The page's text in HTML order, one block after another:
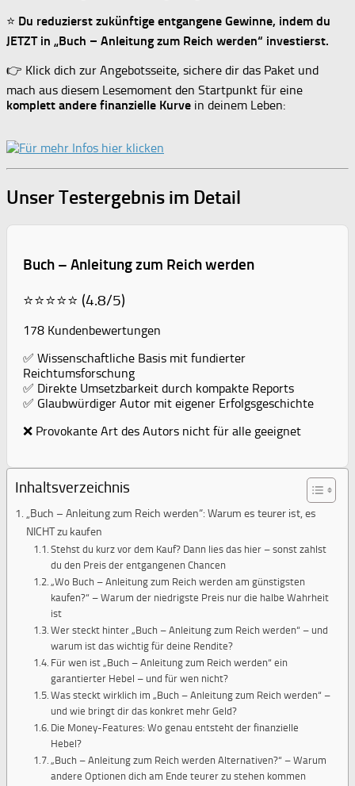
⭐ Du reduzierst zukünftige entgangene Gewinne, indem du
JETZT in „Buch – Anleitung zum Reich werden“ investierst.
👉 Klick dich zur Angebotsseite, sichere dir das Paket und
mach aus diesem Lesemoment den Startpunkt für eine
komplett andere finanzielle Kurve in deinem Leben:
Unser Testergebnis im Detail
Buch – Anleitung zum Reich werden
⭐⭐⭐⭐⭐ (4.8/5)
178 Kundenbewertungen
✅ Wissenschaftliche Basis mit fundierter
Reichtumsforschung
✅ Direkte Umsetzbarkeit durch kompakte Reports
✅ Glaubwürdiger Autor mit eigener Erfolgsgeschichte
❌ Provokante Art des Autors nicht für alle geeignet
Inhaltsverzeichnis
„Buch – Anleitung zum Reich werden“: Warum es teurer ist, es
NICHT zu kaufen
Stehst du kurz vor dem Kauf? Dann lies das hier – sonst zahlst
du den Preis der entgangenen Chancen
„Wo Buch – Anleitung zum Reich werden am günstigsten
kaufen?“ – Warum der niedrigste Preis nur die halbe Wahrheit
ist
Wer steckt hinter „Buch – Anleitung zum Reich werden“ – und
warum ist das wichtig für deine Rendite?
Für wen ist „Buch – Anleitung zum Reich werden“ ein
garantierter Hebel – und für wen nicht?
Was steckt wirklich im „Buch – Anleitung zum Reich werden“ –
und wie bringt dir das konkret mehr Geld?
Die Money-Features: Wo genau entsteht der finanzielle
Hebel?
„Buch – Anleitung zum Reich werden Alternativen?“ – Warum
andere Optionen dich am Ende teurer zu stehen kommen